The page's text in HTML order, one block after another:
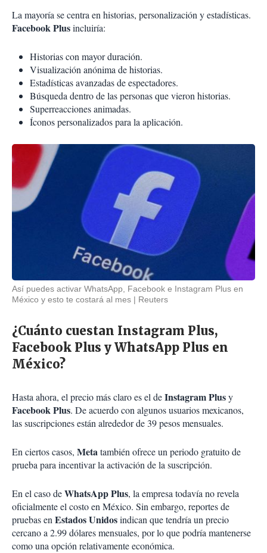
La mayoría se centra en historias, personalización y estadísticas.
Facebook Plusincluiría:
Historias con mayor duración.
Visualización anónima de historias.
Estadísticas avanzadas de espectadores.
Búsqueda dentro de las personas que vieron historias.
Superreacciones animadas.
Íconos personalizados para la aplicación.
Así puedes activar WhatsApp, Facebook e Instagram Plus en
México y esto te costará al mes
Reuters
¿Cuánto cuestan Instagram Plus,
Facebook Plus y WhatsApp Plus en
México?
Hasta ahora, el precio más claro es el deInstagram Plusy
Facebook Plus. De acuerdo con algunos usuarios mexicanos,
las suscripciones están alrededor de 39 pesos mensuales.
En ciertos casos, Metatambién ofrece un periodo gratuito de
prueba para incentivar la activación de la suscripción.
En el caso deWhatsApp Plus, la empresa todavía no revela
oficialmente el costo en México. Sin embargo, reportes de
pruebas enEstados Unidosindican que tendría un precio
cercano a 2.99 dólares mensuales, por lo que podría mantenerse
como una opción relativamente económica.